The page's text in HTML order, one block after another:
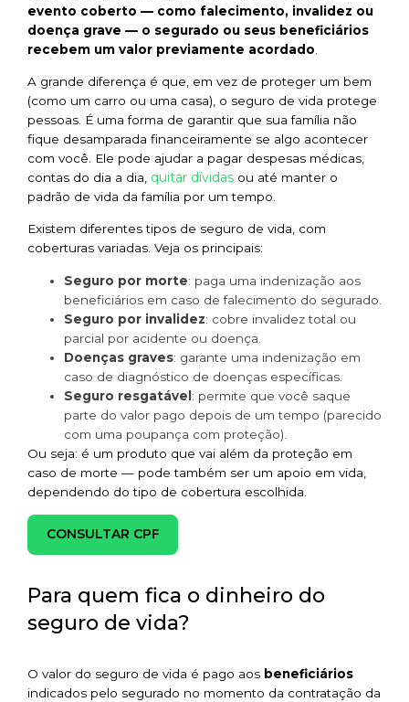
evento coberto — como falecimento, invalidez ou
doença grave — o segurado ou seus beneficiários
recebem um valor previamente acordado
A grande diferença é que, em vez de proteger um bem
(como um carro ou uma casa), o seguro de vida protege
pessoas. É uma forma de garantir que sua família não
fique desamparada financeiramente se algo acontecer
com você. Ele pode ajudar a pagar despesas médicas,
contas do dia a dia, quitar dívidas ou até manter o
padrão de vida da família por um tempo.
Existem diferentes tipos de seguro de vida, com
coberturas variadas. Veja os principais:
Seguro por morte: paga uma indenização aos
beneficiários em caso de falecimento do segurado.
Seguro por invalidez: cobre invalidez total ou
parcial por acidente ou doença.
Doenças graves: garante uma indenização em
caso de diagnóstico de doenças específicas.
Seguro resgatável : permite que você saque
parte do valor pago depois de um tempo (parecido
com uma poupança com proteção).
Ou seja: é um produto que vai além da proteção em
caso de morte — pode também ser um apoio em vida,
dependendo do tipo de cobertura escolhida.
CONSULTAR CPF
Para quem fica o dinheiro do
seguro de vida?
O valor do seguro de vida é pago aos beneficiários
indicados pelo segurado no momento da contratação da